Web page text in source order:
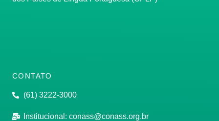
CONTATO
(61) 3222-3000
Institucional: conass@conass.org.br